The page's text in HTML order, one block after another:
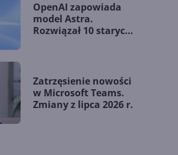
OpenAI zapowiada
model Astra.
Rozwiązał 10 starych
Zatrzęsienie nowości
w Microsoft Teams.
Zmiany z lipca 2026 r.